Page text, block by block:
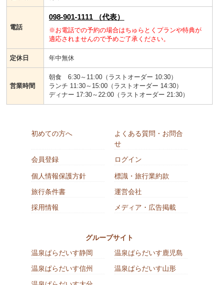
電話
098-901-1111 （代表）
※お電話での予約の場合はちゅらとくプランや特典が
適応されませんので予めご了承ください。
定休日 年中無休
営業時間
朝食 6:30～11:00（ラストオーダー 10:30）
ランチ 11:30～15:00（ラストオーダー 14:30）
ディナー 17:30～22:00（ラストオーダー 21:30）
初めての方へ
よくある質問・お問合
せ
会員登録
ログイン
個人情報保護方針
標識・旅行業約款
旅行条件書
運営会社
採用情報
メディア・広告掲載
グループサイト
温泉ぱらだいす静岡
温泉ぱらだいす鹿児島
温泉ぱらだいす信州
温泉ぱらだいす山形